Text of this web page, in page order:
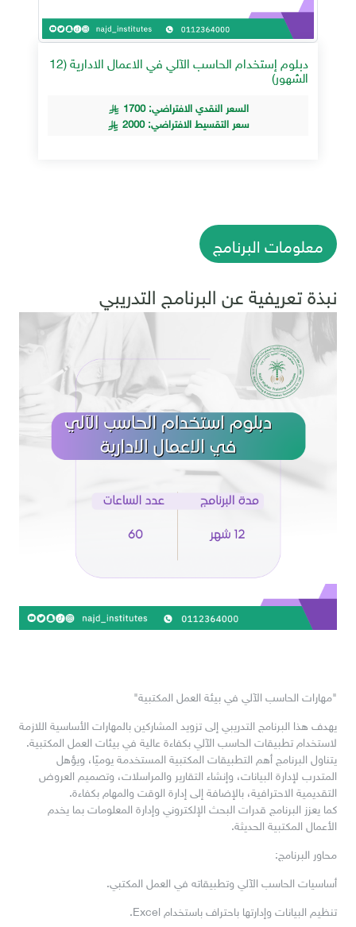
دبلوم إستخدام الحاسب الآلي في الاعمال الادارية (12
الشهور)
السعر النقدي الافتراضي: 1700
سعر التقسيط الافتراضي: 2000
معلومات البرنامج
نبذة تعريفية عن البرنامج التدريبي
"مهارات الحاسب الآلي في بيئة العمل المكتبية"
يهدف هذا البرنامج التدريبي إلى تزويد المشاركين بالمهارات الأساسية اللازمة
لاستخدام تطبيقات الحاسب الآلي بكفاءة عالية في بيئات العمل المكتبية.
يتناول البرنامج أهم التطبيقات المكتبية المستخدمة يوميًا، ويؤهل
المتدرب لإدارة البيانات، وإنشاء التقارير والمراسلات، وتصميم العروض
التقديمية الاحترافية، بالإضافة إلى إدارة الوقت والمهام بكفاءة.
كما يعزز البرنامج قدرات البحث الإلكتروني وإدارة المعلومات بما يخدم
الأعمال المكتبية الحديثة.
محاور البرنامج:
أساسيات الحاسب الآلي وتطبيقاته في العمل المكتبي.
تنظيم البيانات وإدارتها باحتراف باستخدام Excel.